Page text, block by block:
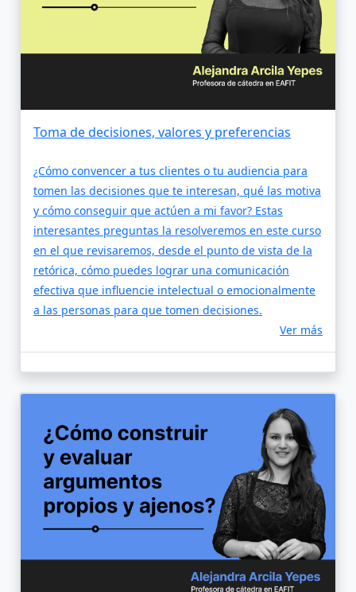
Toma de decisiones, valores y preferencias
¿Cómo convencer a tus clientes o tu audiencia para
tomen las decisiones que te interesan, qué las motiva
y cómo conseguir que actúen a mi favor? Estas
interesantes preguntas la resolveremos en este curso
en el que revisaremos, desde el punto de vista de la
retórica, cómo puedes lograr una comunicación
efectiva que influencie intelectual o emocionalmente
a las personas para que tomen decisiones.
Ver más